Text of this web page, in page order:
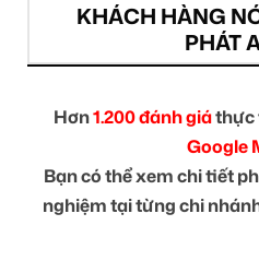
KHÁCH HÀNG
PHÁT
Hơn1.200 đánh giáthực
Google
Bạn có thể xem chi tiết
nghiệm tại từng chi